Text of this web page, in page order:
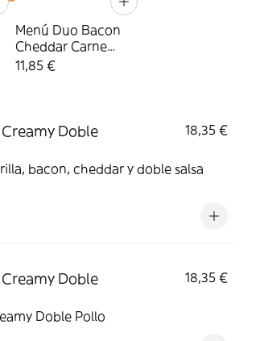
Menú Duo Bacon
Cheddar Carne
Grande
11,85 €
Doble
18,35 €
bacon, cheddar y doble salsa
Doble
18,35 €
Doble Pollo